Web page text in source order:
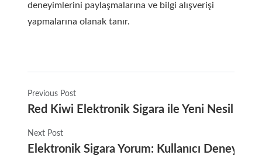
deneyimlerini paylaşmalarına ve bilgi alışverişi
yapmalarına olanak tanır.
Previous Post
Red Kiwi Elektronik Sigara ile Yeni Nesil
Next Post
Elektronik Sigara Yorum: Kullanıcı